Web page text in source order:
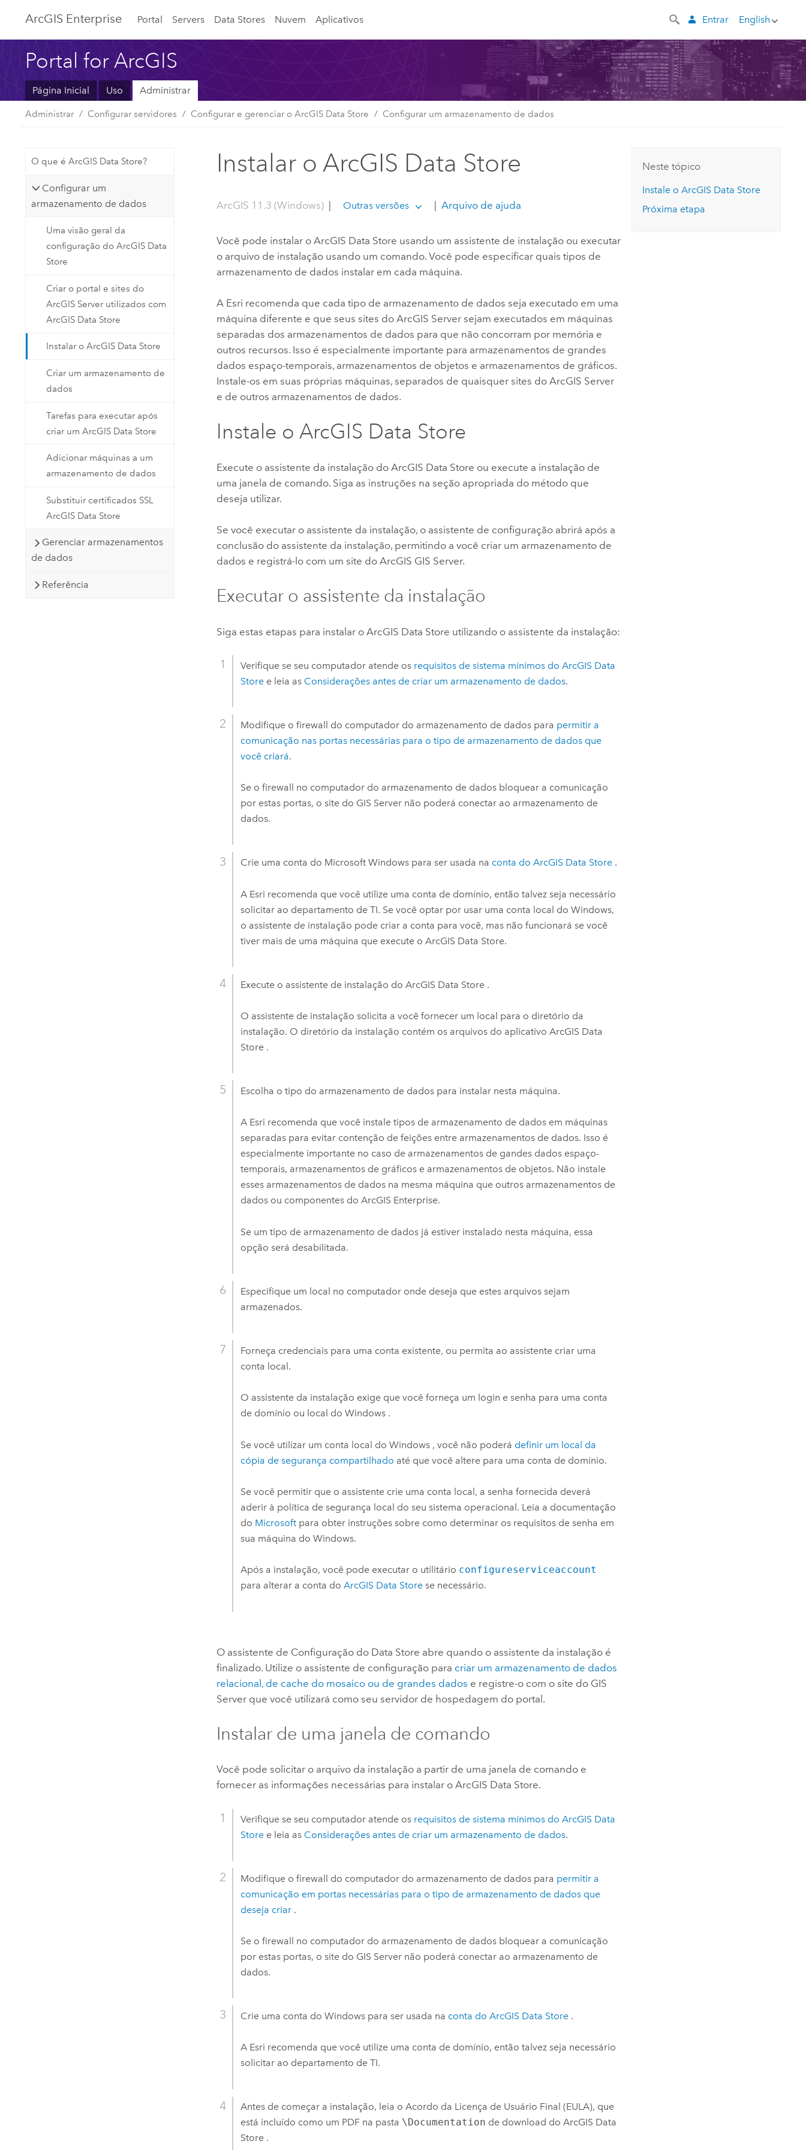
ArcGIS Enterprise Portal Servers Data Stores Nuvem Aplicativos English
Entrar
Portal for ArcGIS
Página Inicial Uso Administrar
Administrar Configurar servidores Configurar e gerenciar o ArcGIS Data Store Configurar um armazenamento de dados
O que é ArcGIS Data Store?
Configurar um
armazenamento de dados
Uma visão geral da
configuração do ArcGIS Data
Store
Criar o portal e sites do
ArcGIS Server utilizados com
ArcGIS Data Store
Instalar o ArcGIS Data Store
Criar um armazenamento de
dados
Tarefas para executar após
criar um ArcGIS Data Store
Adicionar máquinas a um
armazenamento de dados
Substituir certificados SSL
ArcGIS Data Store
Gerenciar armazenamentos
de dados
Referência
Instalar o ArcGIS Data Store
ArcGIS 11.3 (Windows) | Outras versões | Arquivo de ajuda
Você pode instalar oArcGIS Data Store usando um assistente de instalação ou executar
o arquivo de instalação usando um comando. Você pode especificar quais tipos de
armazenamento de dados instalar em cada máquina.
A Esri recomenda que cada tipo de armazenamento de dados seja executado em uma
máquina diferente e que seus sites doArcGIS Server sejam executados em máquinas
separadas dos armazenamentos de dados para que não concorram por memória e
outros recursos. Isso é especialmente importante para armazenamentos de grandes
dados espaço-temporais, armazenamentos de objetos e armazenamentos de gráficos.
Instale-os em suas próprias máquinas, separados de quaisquer sites doArcGIS Server
e de outros armazenamentos de dados.
Instale oArcGIS Data Store
Execute o assistente da instalação doArcGIS Data Store ou execute a instalação de
uma janela de comando. Siga as instruções na seção apropriada do método que
deseja utilizar.
Se você executar o assistente da instalação, o assistente de configuração abrirá após a
conclusão do assistente da instalação, permitindo a você criar um armazenamento de
dados e registrá-lo com um site doArcGIS GIS Server.
Executar o assistente da instalação
Siga estas etapas para instalar oArcGIS Data Store utilizando o assistente da instalação:
Verifique se seu computador atende os requisitos de sistema mínimos doArcGIS Data
Store e leia as Considerações antes de criar um armazenamento de dados.
Modifique o firewall do computador do armazenamento de dados para permitir a
comunicação nas portas necessárias para o tipo de armazenamento de dados que
você criará.
Se o firewall no computador do armazenamento de dados bloquear a comunicação
por estas portas, o site do GIS Server não poderá conectar ao armazenamento de
dados.
Crie uma conta do Microsoft Windows para ser usada na conta doArcGIS Data Store .
A Esri recomenda que você utilize uma conta de domínio, então talvez seja necessário
solicitar ao departamento de TI. Se você optar por usar uma conta local doWindows,
o assistente de instalação pode criar a conta para você, mas não funcionará se você
tiver mais de uma máquina que execute oArcGIS Data Store.
Execute o assistente de instalação doArcGIS Data Store .
O assistente de instalação solicita a você fornecer um local para o diretório da
instalação. O diretório da instalação contém os arquivos do aplicativoArcGIS Data
Store .
Escolha o tipo do armazenamento de dados para instalar nesta máquina.
A Esri recomenda que você instale tipos de armazenamento de dados em máquinas
separadas para evitar contenção de feições entre armazenamentos de dados. Isso é
especialmente importante no caso de armazenamentos de gandes dados espaço-
temporais, armazenamentos de gráficos e armazenamentos de objetos. Não instale
esses armazenamentos de dados na mesma máquina que outros armazenamentos de
dados ou componentes doArcGIS Enterprise.
Se um tipo de armazenamento de dados já estiver instalado nesta máquina, essa
opção será desabilitada.
Especifique um local no computador onde deseja que estes arquivos sejam
armazenados.
Forneça credenciais para uma conta existente, ou permita ao assistente criar uma
conta local.
O assistente da instalação exige que você forneça um login e senha para uma conta
de domínio ou local doWindows .
Se você utilizar um conta local doWindows , você não poderá definir um local da
cópia de segurança compartilhado até que você altere para uma conta de domínio.
Se você permitir que o assistente crie uma conta local, a senha fornecida deverá
aderir à política de segurança local do seu sistema operacional. Leia a documentação
do Microsoft para obter instruções sobre como determinar os requisitos de senha em
sua máquina doWindows.
Após a instalação, você pode executar o utilitário configureserviceaccount
para alterar a conta doArcGIS Data Store se necessário.
O assistente de Configuração do Data Store abre quando o assistente da instalação é
finalizado. Utilize o assistente de configuração para criar um armazenamento de dados
relacional, de cache do mosaico ou de grandes dados e registre-o com o site do GIS
Server que você utilizará como seu servidor de hospedagem do portal.
Instalar de uma janela de comando
Você pode solicitar o arquivo da instalação a partir de uma janela de comando e
fornecer as informações necessárias para instalar oArcGIS Data Store.
Verifique se seu computador atende os requisitos de sistema mínimos doArcGIS Data
Store e leia as Considerações antes de criar um armazenamento de dados.
Modifique o firewall do computador do armazenamento de dados para permitir a
comunicação em portas necessárias para o tipo de armazenamento de dados que
deseja criar .
Se o firewall no computador do armazenamento de dados bloquear a comunicação
por estas portas, o site do GIS Server não poderá conectar ao armazenamento de
dados.
Crie uma conta doWindows para ser usada na conta doArcGIS Data Store .
A Esri recomenda que você utilize uma conta de domínio, então talvez seja necessário
solicitar ao departamento de TI.
Antes de começar a instalação, leia o Acordo da Licença de Usuário Final (EULA), que
está incluído como um PDF na pasta \Documentation de download doArcGIS Data
Store .
Neste tópico
Instale oArcGIS Data Store
Próxima etapa